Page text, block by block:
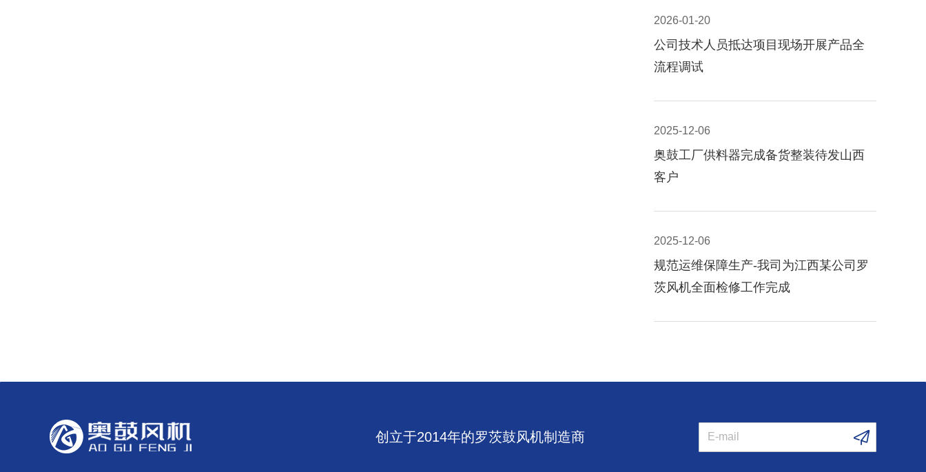
2026-01-20
公司技术人员抵达项目现场开展产品全
流程调试
2025-12-06
奥鼓工厂供料器完成备货整装待发山西
客户
2025-12-06
规范运维保障生产-我司为江西某公司罗
茨风机全面检修工作完成
创立于2014年的罗茨鼓风机制造商